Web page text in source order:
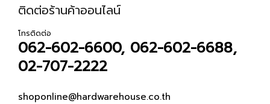
ติดต่อร้านค้าออนไลน์
โทรติดต่อ
062-602-6600, 062-602-6688,
02-707-2222
shoponline@hardwarehouse.co.th